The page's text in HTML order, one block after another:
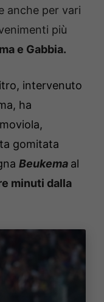
anche per vari
più
e Gabbia.
intervenuto
ha
gomitata
Beukema al
minuti dalla